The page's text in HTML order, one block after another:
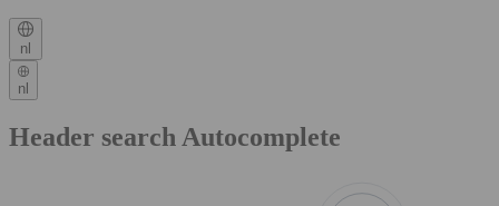
nl
nl
Header search Autocomplete